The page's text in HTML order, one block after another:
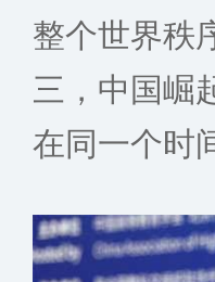
整个世界秩
三，中国崛
在同一个时